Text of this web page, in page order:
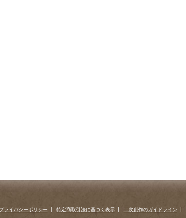
ライバシーポリシー 特定商取引法に基づく表示 二次創作のガイドライン